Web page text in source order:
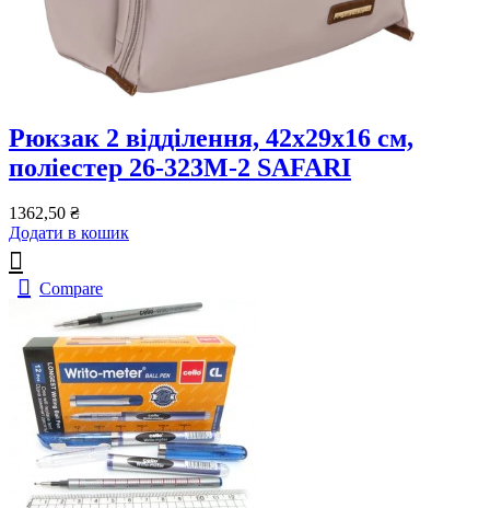
Рюкзак 2 відділення, 42x29x16 см,
поліестер 26-323M-2 SAFARI
1362,50 ₴
Додати в кошик
Compare